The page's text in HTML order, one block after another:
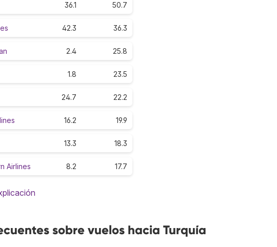
36.1 50.7
42.3 36.3
2.4 25.8
1.8 23.5
24.7 22.2
16.2 19.9
13.3 18.3
Airlines 8.2 17.7
sobre vuelos hacia Turquía